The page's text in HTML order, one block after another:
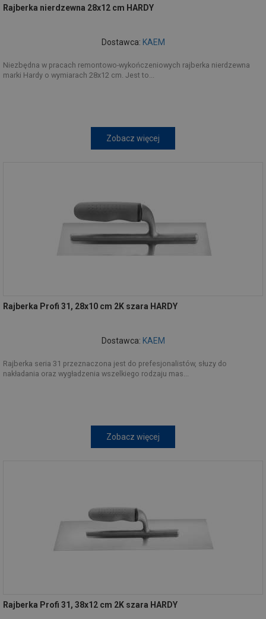
Rajberka nierdzewna 28x12 cm HARDY
Dostawca: KAEM
Niezbędna w pracach remontowo-wykończeniowych rajberka nierdzewna
marki Hardy o wymiarach 28x12 cm. Jest to...
Zobacz więcej
Rajberka Profi 31, 28x10 cm 2K szara HARDY
Dostawca: KAEM
Rajberka seria 31 przeznaczona jest do prefesjonalistów, słuzy do
nakładania oraz wygładzenia wszelkiego rodzaju mas...
Zobacz więcej
Rajberka Profi 31, 38x12 cm 2K szara HARDY